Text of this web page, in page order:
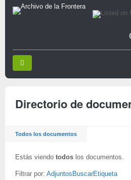
Directorio de
Todos los documentos
Estás viendo todos los documentos.
Filtrar por: Adjuntos BuscarEtiqueta